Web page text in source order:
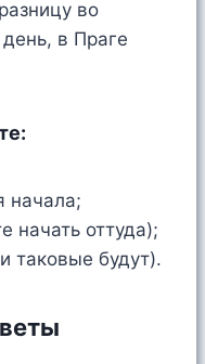
во
в Праге
начала;
начать оттуда);
таковые будут).